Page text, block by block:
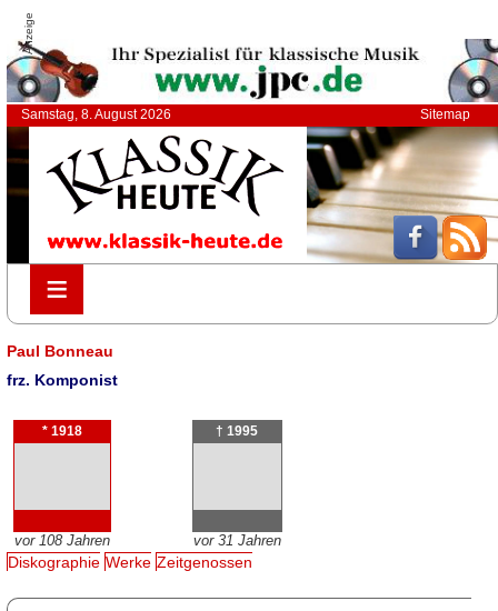
Anzeige
Samstag, 8. August 2026 Sitemap
≡
≡
Paul Bonneau
frz. Komponist
* 1918
vor 108 Jahren
† 1995
vor 31 Jahren
Diskographie Werke Zeitgenossen